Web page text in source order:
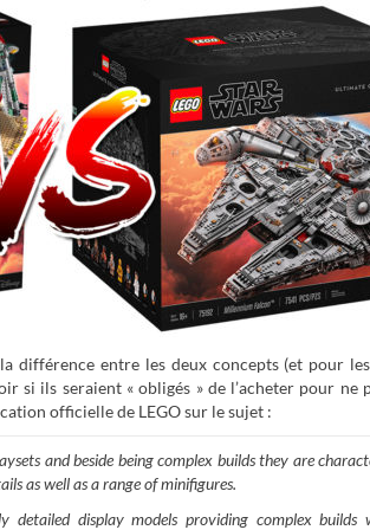
différence entre les deux concepts (et pour
si ils seraient « obligés » de l’acheter pour ne
officielle de LEGO sur le sujet :
and beside being complex builds they are
as well as a range of minifigures.
detailed display models providing complex